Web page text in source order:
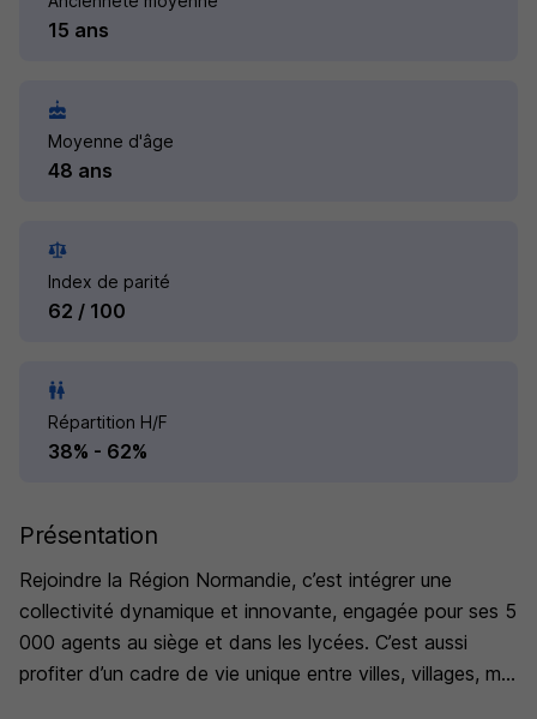
15 ans
Moyenne d'âge
48 ans
Index de parité
62 / 100
Répartition H/F
38% - 62%
Présentation
Rejoindre la Région Normandie, c’est intégrer une
collectivité dynamique et innovante, engagée pour ses 5
000 agents au siège et dans les lycées. C’est aussi
profiter d’un cadre de vie unique entre villes, villages, mer